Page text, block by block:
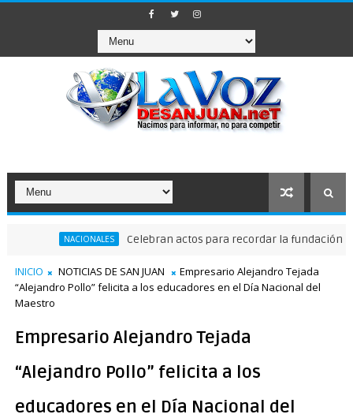
NACIONALES Celebran actos para recordar la fundación de Santo
INICIO NOTICIAS DE SAN JUAN
Empresario Alejandro Tejada
“Alejandro Pollo” felicita a los educadores en el Día Nacional del
Maestro
Empresario Alejandro Tejada
“Alejandro Pollo” felicita a los
educadores en el Día Nacional del